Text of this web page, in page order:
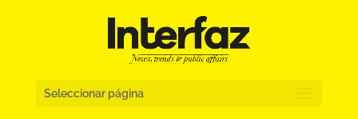
Seleccionar página